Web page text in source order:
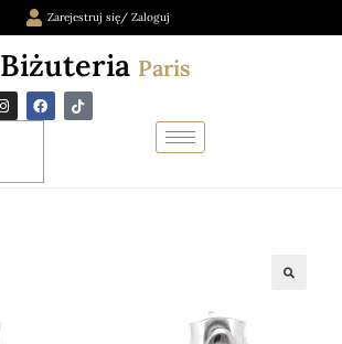
Zarejestruj się/ Zaloguj
Biżuteria Paris